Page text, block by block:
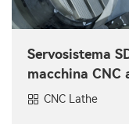
Servosistema
macchina CNC
CNC Lathe